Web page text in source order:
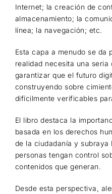
Internet; la creación de
almacenamiento; la
línea; la navegación; etc.
Esta capa a menudo se da
realidad necesita una seria
garantizar que el futuro
construyendo sobre
difícilmente verificables
El libro destaca la
basada en los derechos
de la ciudadanía y subraya
personas tengan control
contenidos que generan.
Desde esta perspectiva,